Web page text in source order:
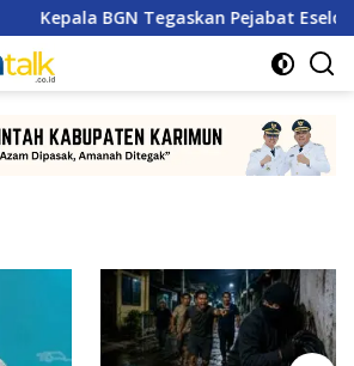
BGN Tegaskan Pejabat Eselon 1 dan